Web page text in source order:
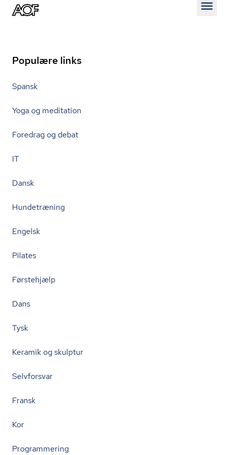
Populære links
Spansk
Yoga og meditation
Foredrag og debat
IT
Dansk
Hundetræning
Engelsk
Pilates
Førstehjælp
Dans
Tysk
Keramik og skulptur
Selvforsvar
Fransk
Kor
Programmering